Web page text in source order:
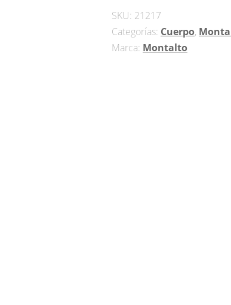
cantidad
SKU: 21217
Categorías: Cuerpo,
Marca: Montalto